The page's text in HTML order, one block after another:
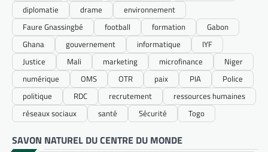
diplomatie
drame
environnement
Faure Gnassingbé
football formation
Gabon
Ghana
gouvernement informatique
IYF
Justice
Mali marketing microfinance
Niger
numérique
OMS OTR paix PIA
Police
politique
RDC recrutement
ressources humaines
réseaux sociaux
santé Sécurité Togo
SAVON NATUREL DU CENTRE DU MONDE